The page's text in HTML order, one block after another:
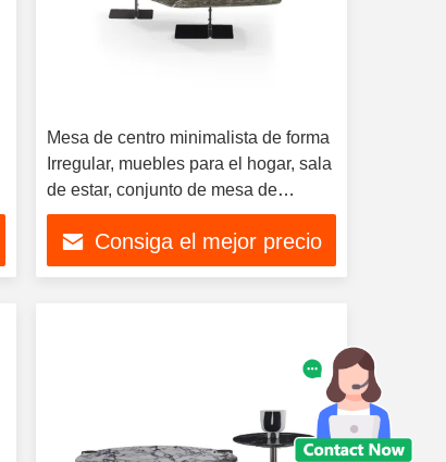
Mesa de centro minimalista de forma
Irregular, muebles para el hogar, sala
de estar, conjunto de mesa de
mármol
Consiga el mejor precio